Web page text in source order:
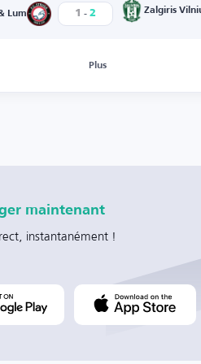
Lum 1 - 2 Zalgiris
Plus
maintenant
instantanément !